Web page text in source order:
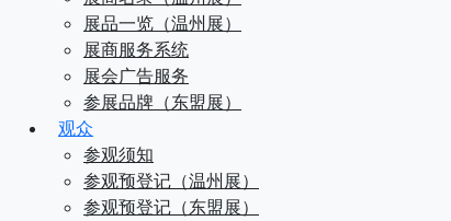
展品一览（温州展）
展商服务系统
展会广告服务
参展品牌（东盟展）
观众
参观须知
参观预登记（温州展）
参观预登记（东盟展）